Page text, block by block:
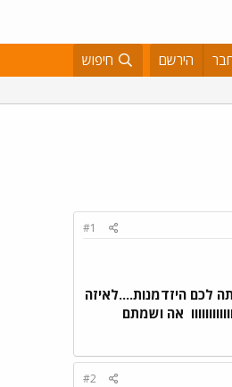
הירשם חיפוש
#1
לכם היזדמנות....לאיזה
אה ושמתם
#2